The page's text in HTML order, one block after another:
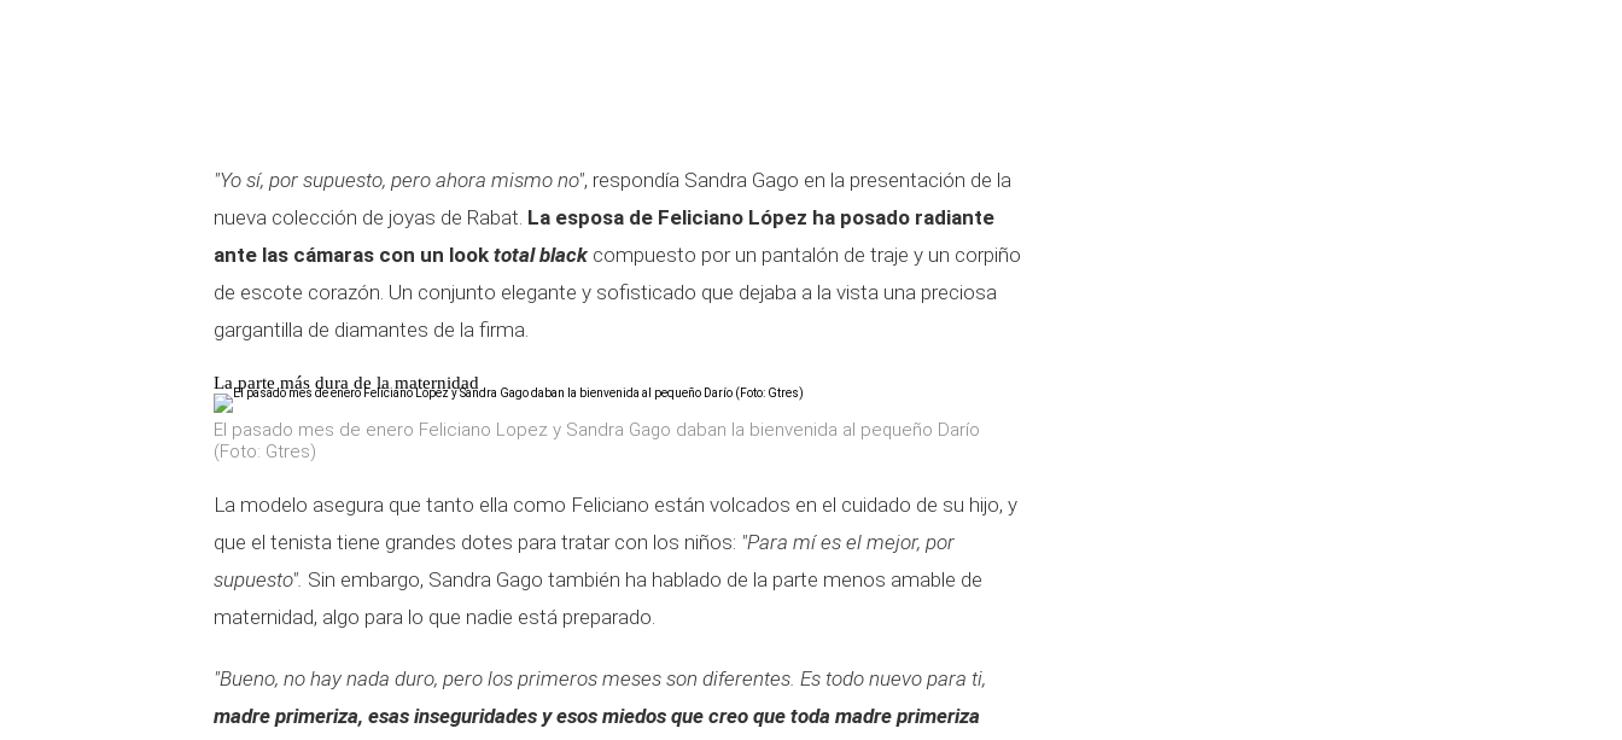
"Yo sí, por supuesto, pero ahora mismo no", respondía Sandra Gago en la presentación de la
nueva colección de joyas de Rabat. La esposa de Feliciano López ha posado radiante
ante las cámaras con un look total blackcompuesto por un pantalón de traje y un corpiño
de escote corazón. Un conjunto elegante y sofisticado que dejaba a la vista una preciosa
gargantilla de diamantes de la firma.
La parte más dura de la maternidad
El pasado mes de enero Feliciano Lopez y Sandra Gago daban la bienvenida al pequeño Darío
(Foto: Gtres)
La modelo asegura que tanto ella como Feliciano están volcados en el cuidado de su hijo, y
que el tenista tiene grandes dotes para tratar con los niños: "Para mí es el mejor, por
supuesto". Sin embargo, Sandra Gago también ha hablado de la parte menos amable de
maternidad, algo para lo que nadie está preparado.
"Bueno, no hay nada duro, pero los primeros meses son diferentes. Es todo nuevo para ti,
madre primeriza, esas inseguridades y esos miedos que creo que toda madre primeriza